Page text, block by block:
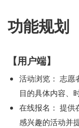
功能规划
【用户端】
活动浏览： 志愿
目的具体内容、
在线报名： 提供
感兴趣的活动并